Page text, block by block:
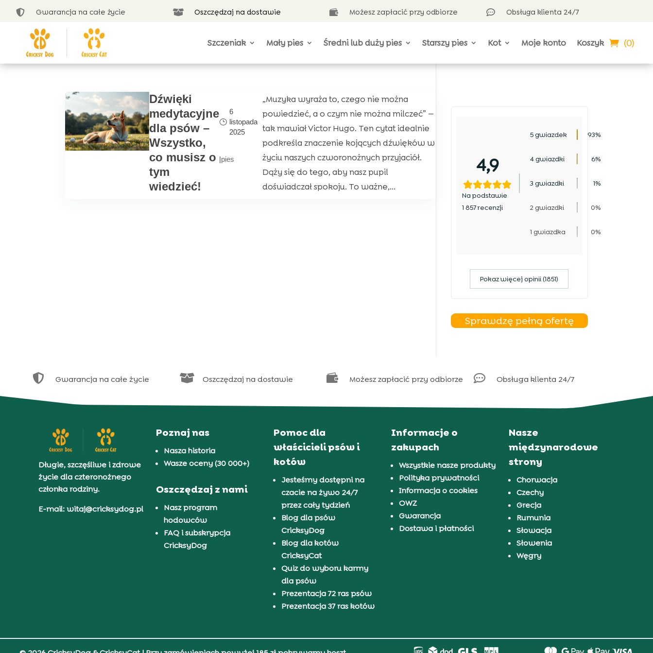
 Gwarancja na całe życie  Oszczędzaj na dostawie  Możesz zapłacić przy odbiorze  Obsługa klienta 24/7
Szczeniak Mały pies Średni lub duży pies Starszy pies Kot Moje konto Koszyk (0)
Dźwięki
medytacyjne
dla psów –
Wszystko,
co musisz o
tym
wiedzieć!
6
listopada
2025
|pies
„Muzyka wyraża to, czego nie można
powiedzieć, a o czym nie można milczeć” —
tak mawiał Victor Hugo. Ten cytat idealnie
podkreśla znaczenie kojących dźwięków w
życiu naszych czworonożnych przyjaciół.
Dąży się do tego, aby nasz pupil
doświadczał spokoju. To ważne,...
4,9
Na podstawie
1 857 recenzji
5 gwiazdek 93%
4 gwiazdki 6%
3 gwiazdki 1%
2 gwiazdki 0%
1 gwiazdka 0%
Pokaz więcej opinii (1851)
Sprawdzę pełną ofertę
 Gwarancja na całe życie  Oszczędzaj na dostawie  Możesz zapłacić przy odbiorze  Obsługa klienta 24/7
Długie, szczęśliwe i zdrowe
życie dla czteronożnego
członka rodziny.
E-mail: witaj@cricksydog.pl
Poznaj nas
Nasza historia
Wasze oceny (30 000+)
Oszczędzaj z nami
Nasz program
hodowców
FAQ i subskrypcja
CricksyDog
Pomoc dla
właścicieli psów i
kotów
Jesteśmy dostępni na
czacie na żywo 24/7
przez cały tydzień
Blog dla psów
CricksyDog
Blog dla kotów
CricksyCat
Quiz do wyboru karmy
dla psów
Prezentacja 72 ras psów
Prezentacja 37 ras kotów
Informacje o
zakupach
Wszystkie nasze produkty
Polityka prywatności
Informacja o cookies
OWZ
Gwarancja
Dostawa i płatności
Nasze
międzynarodowe
strony
Chorwacja
Czechy
Grecja
Rumunia
Słowacja
Słowenia
Węgry